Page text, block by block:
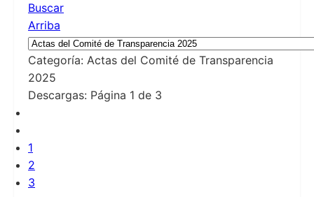
Buscar
Arriba
Categoría: Actas del Comité de Transparencia
2025
Descargas: Página 1 de 3
1
2
3